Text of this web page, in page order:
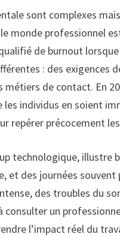
sont complexes
le monde professionnel
de burnout
: des exigences
de contact. En
individus en soient
repérer précocement
technologique,
et des journées
des troubles du
un
l’impact réel du